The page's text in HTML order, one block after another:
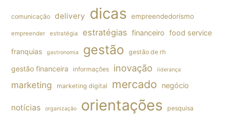
comunicação delivery dicas empreendedorismo
empreender estratégia estratégias financeiro food service
franquias gastronomia gestão gestão de rh
gestão financeira informações inovação liderança
marketing marketing digital mercado negócio
notícias organização orientações pesquisa